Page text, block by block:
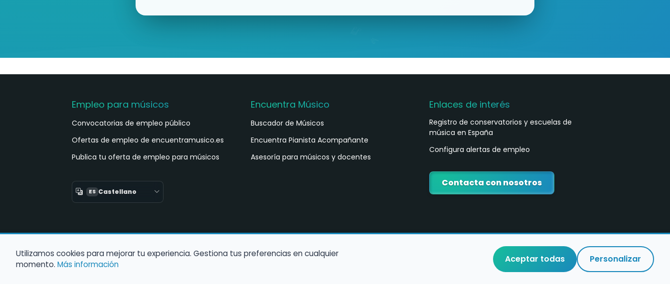
Empleo para músicos
Convocatorias de empleo público
Ofertas de empleo de encuentramusico.es
Publica tu oferta de empleo para músicos
ES Castellano
Encuentra Músico
Buscador de Músicos
Encuentra Pianista Acompañante
Asesoría para músicos y docentes
Enlaces de interés
Registro de conservatorios y escuelas de
música en España
Configura alertas de empleo
Contacta con nosotros
Utilizamos cookies para mejorar tu experiencia. Gestiona tus preferencias en cualquier
momento. Más información Aceptar todas Personalizar